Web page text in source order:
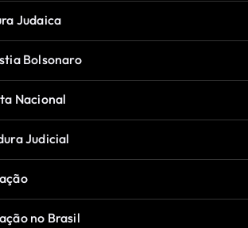
Judaica
Bolsonaro
Nacional
Judicial
no Brasil